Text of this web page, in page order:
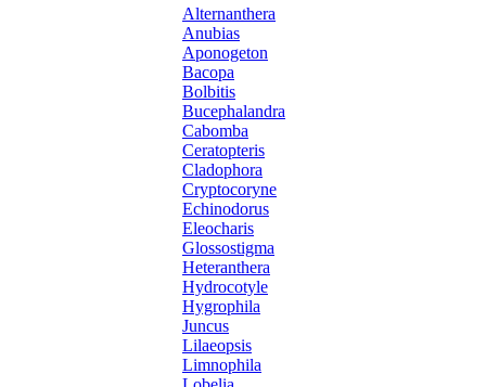
Alternanthera
Anubias
Aponogeton
Bacopa
Bolbitis
Bucephalandra
Cabomba
Ceratopteris
Cladophora
Cryptocoryne
Echinodorus
Eleocharis
Glossostigma
Heteranthera
Hydrocotyle
Hygrophila
Juncus
Lilaeopsis
Limnophila